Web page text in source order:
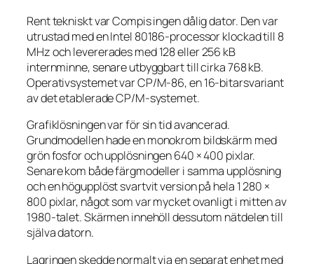
Rent tekniskt var Compis ingen dålig dator. Den var
utrustad med en Intel 80186-processor klockad till 8
MHz och levererades med 128 eller 256 kB
internminne, senare utbyggbart till cirka 768 kB.
Operativsystemet var CP/M-86, en 16-bitarsvariant
av det etablerade CP/M-systemet.
Grafiklösningen var för sin tid avancerad.
Grundmodellen hade en monokrom bildskärm med
grön fosfor och upplösningen 640 × 400 pixlar.
Senare kom både färgmodeller i samma upplösning
och en högupplöst svartvit version på hela 1 280 ×
800 pixlar, något som var mycket ovanligt i mitten av
1980-talet. Skärmen innehöll dessutom nätdelen till
själva datorn.
Lagringen skedde normalt via en separat enhet med